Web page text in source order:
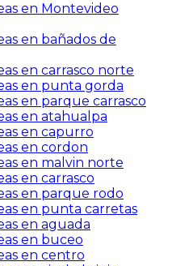
en Montevideo
en bañados de
en carrasco norte
en punta gorda
en parque carrasco
en atahualpa
en capurro
en cordon
en malvin norte
en carrasco
en parque rodo
en punta carretas
en aguada
en buceo
en centro